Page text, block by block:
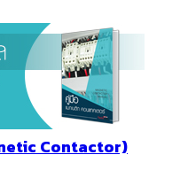
Contactor)